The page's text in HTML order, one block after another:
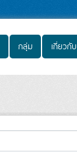
กลุ่ม เกี่ยวกับ